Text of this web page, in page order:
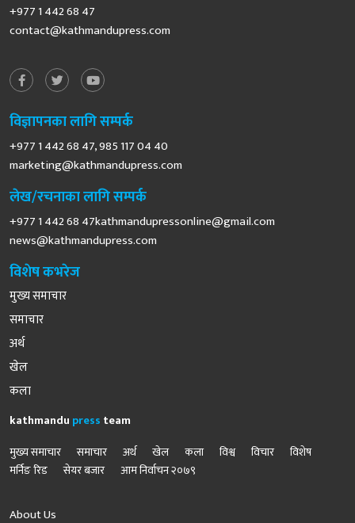
+977 1 442 68 47
contact@kathmandupress.com
विज्ञापनका लागि सम्पर्क
+977 1 442 68 47, 985 117 04 40
marketing@kathmandupress.com
लेख/रचनाका लागि सम्पर्क
+977 1 442 68 47kathmandupressonline@gmail.com
news@kathmandupress.com
विशेष कभरेज
मुख्य समाचार
समाचार
अर्थ
खेल
कला
kathmandu press team
मुख्य समाचार
समाचार अर्थ खेल कला विश्व विचार
विशेष
मर्निङ रिड
सेयर बजार आम निर्वाचन २०७९
About Us